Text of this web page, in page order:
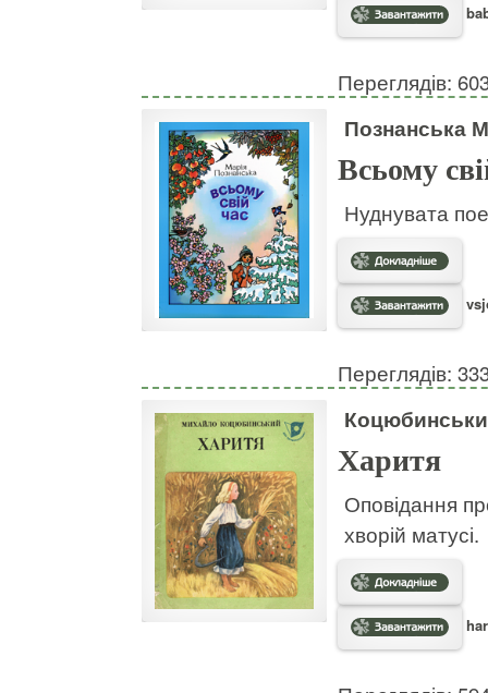
Переглядів:
Познанська
Всьому
Нуднувата
Переглядів:
Харитя
Оповідання
хворій матусі.